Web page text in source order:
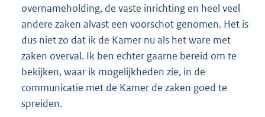
overnameholding, de vaste inrichting en heel veel
andere zaken alvast een voorschot genomen. Het is
dus niet zo dat ik de Kamer nu als het ware met
zaken overval. Ik ben echter gaarne bereid om te
bekijken, waar ik mogelijkheden zie, in de
communicatie met de Kamer de zaken goed te
spreiden.